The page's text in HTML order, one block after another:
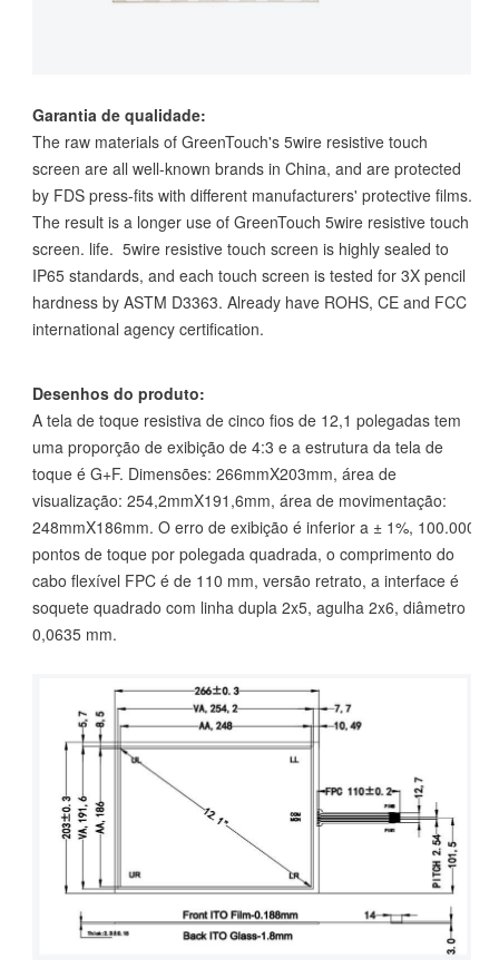
Garantia de qualidade:
The raw materials of GreenTouch's 5wire resistive touch
screen are all well-known brands in China, and are protected
by FDS press-fits with different manufacturers' protective films.
The result is a longer use of GreenTouch 5wire resistive touch
screen. life. 5wire resistive touch screen is highly sealed to
IP65 standards, and each touch screen is tested for 3X pencil
hardness by ASTM D3363. Already have ROHS, CE and FCC
international agency certification.
Desenhos do produto:
A tela de toque resistiva de cinco fios de 12,1 polegadas tem
uma proporção de exibição de 4:3 e a estrutura da tela de
toque é G+F. Dimensões: 266mmX203mm, área de
visualização: 254,2mmX191,6mm, área de movimentação:
248mmX186mm. O erro de exibição é inferior a ± 1%, 100.000
pontos de toque por polegada quadrada, o comprimento do
cabo flexível FPC é de 110 mm, versão retrato, a interface é
soquete quadrado com linha dupla 2x5, agulha 2x6, diâmetro
0,0635 mm.